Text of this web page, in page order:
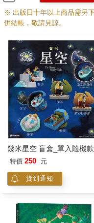
※ 出版日十年以上商品需另
併結帳，敬請見諒。
幾米星空 盲盒_單入隨機款
特價 250 元
貨到通知